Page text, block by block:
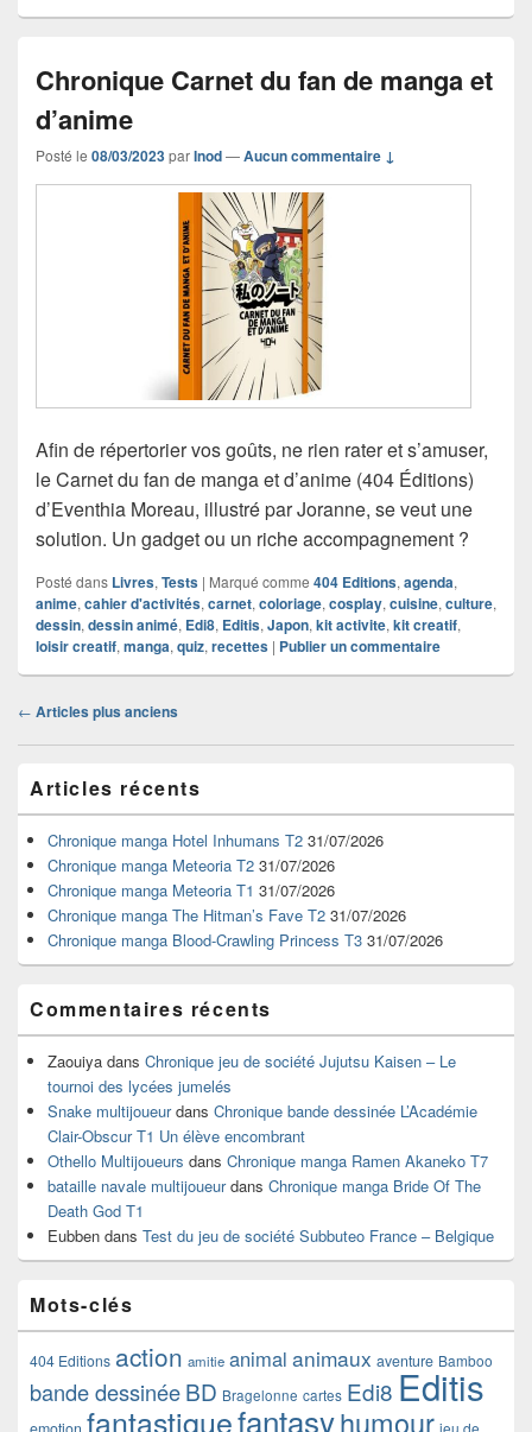
Chronique Carnet du fan de manga et
d’anime
Posté le 08/03/2023parInod—Aucun commentaire ↓
Afin de répertorier vos goûts, ne rien rater et s’amuser,
le Carnet du fan de manga et d’anime (404 Éditions)
d’Eventhia Moreau, illustré par Joranne, se veut une
solution. Un gadget ou un riche accompagnement ?
Posté dans Livres, Tests | Marqué comme 404 Editions, agenda,
anime, cahier d'activités, carnet, coloriage, cosplay, cuisine, culture,
dessin, dessin animé, Edi8, Editis, Japon, kit activite, kit creatif,
loisir creatif, manga, quiz, recettes | Publier un commentaire
Navigation
articles
← Articles plus anciens
principale
de
widget
pour
barre
latérale
Articles récents
Chronique manga Hotel Inhumans T2 31/07/2026
Chronique manga Meteoria T2 31/07/2026
Chronique manga Meteoria T1 31/07/2026
Chronique manga The Hitman’s Fave T2 31/07/2026
Chronique manga Blood-Crawling Princess T3 31/07/2026
Commentaires récents
Zaouiya dans Chronique jeu de société Jujutsu Kaisen – Le
tournoi des lycées jumelés
Snake multijoueurdans Chronique bande dessinée L’Académie
Clair-Obscur T1 Un élève encombrant
Othello Multijoueurs dans Chronique manga Ramen Akaneko T7
bataille navale multijoueurdans Chronique manga Bride Of The
Death God T1
Eubben dans Test du jeu de société Subbuteo France – Belgique
Mots-clés
404 Editions action amitie animal animaux aventure Bamboo
bande dessinéeBD Bragelonne cartes Edi8 Editis
fantastiquefantasyhumour